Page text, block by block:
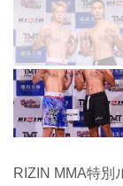
RIZIN MMA特別